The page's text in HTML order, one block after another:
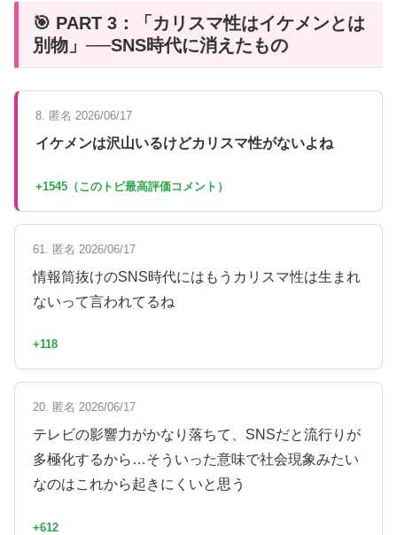
🎯 PART 3：「カリスマ性はイケメンとは
別物」──SNS時代に消えたもの
8. 匿名 2026/06/17
イケメンは沢山いるけどカリスマ性がないよね
+1545（このトピ最高評価コメント）
61. 匿名 2026/06/17
情報筒抜けのSNS時代にはもうカリスマ性は生まれ
ないって言われてるね
+118
20. 匿名 2026/06/17
テレビの影響力がかなり落ちて、SNSだと流行りが
多極化するから…そういった意味で社会現象みたい
なのはこれから起きにくいと思う
+612